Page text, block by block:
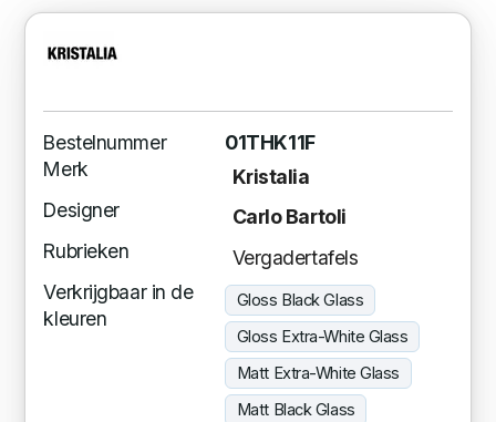
Bestelnummer
01THK11F
Merk
Kristalia
Designer
Carlo Bartoli
Rubrieken
Vergadertafels
Verkrijgbaar in de
kleuren
Gloss Black Glass
Gloss Extra-White Glass
Matt Extra-White Glass
Matt Black Glass